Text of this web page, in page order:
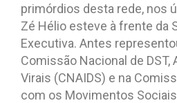
primórdios desta rede, nos
Zé Hélio esteve à frente da
Executiva. Antes
Comissão Nacional de DST,
Virais (CNAIDS) e na
com os Movimentos